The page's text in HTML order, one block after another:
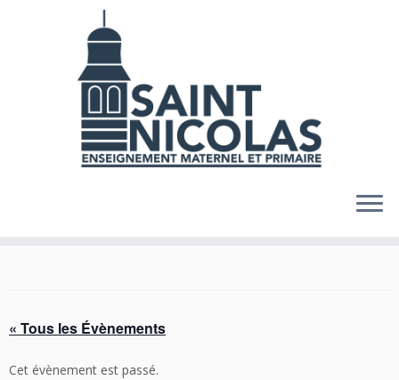
« Tous les Évènements
Cet évènement est passé.